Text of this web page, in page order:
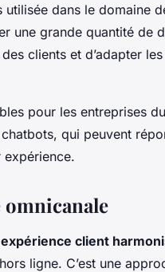
dans le domaine
une grande quantité de
clients et d’adapter
pour les entreprises
qui peuvent
omnicanale
expérience client
ligne. C’est une